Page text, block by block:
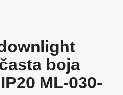
boja
ML-030-